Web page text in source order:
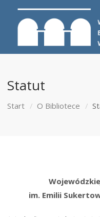
Statut
Start O Bibliotece
im. Emilii